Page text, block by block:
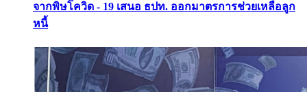
จากพิษโควิด - 19 เสนอ ธปท. ออกมาตรการช่วยเหลือลูก
หนี้